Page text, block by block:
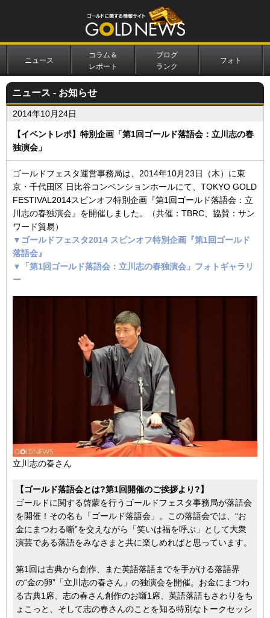
ニュース
コラム＆
レポート
ブログ
ランク
フォト
ニュース - お知らせ
2014年10月24日
【イベントレポ】特別企画「第1回ゴールド落語会：立川志の春
独演会」
ゴールドフェスタ運営事務局は、2014年10月23日（木）に東
京・千代田区 日比谷コンベンションホールにて、TOKYO GOLD
FESTIVAL2014スピンオフ特別企画『第1回ゴールド落語会：立
川志の春独演会』を開催しました。（共催：TBRC、協賛：サン
ワード貿易）
▼ゴールドフェスタ2014 スピンオフ特別企画『第1回ゴールド
落語会』
▼「第1回ゴールド落語会：立川志の春独演会」フォトギャラリ
ー
立川志の春さん
【ゴールド落語会とは?第1回開催のご挨拶より?】
ゴールドに関する啓蒙を行うゴールドフェスタ事務局が落語会
を開催！その名も「ゴールド落語会」。この落語会では、“お
金にまつわる噺”を交えながら「笑いは福を呼ぶ」として大衆
演芸である落語をみなさまと共に楽しめればと思っています。
第1回は古典から創作、また英語落語までを手がける落語界
の“金の卵”「立川志の春さん」の独演会を開催。お金にまつわ
る古典1席、志の春さん創作のお噺1席、英語落語もさわりをち
ょこっと、そして志の春さんのことを知る特別なトークセッシ